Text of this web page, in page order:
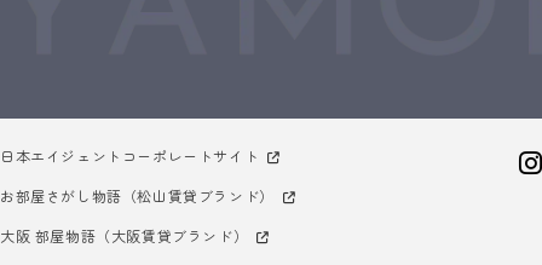
日本エイジェントコーポレートサイト
お部屋さがし物語（松山賃貸ブランド）
大阪 部屋物語（大阪賃貸ブランド）